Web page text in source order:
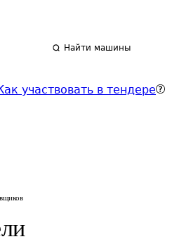
Найти машины
участвовать в тендере